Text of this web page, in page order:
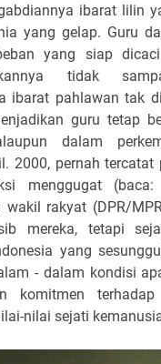
ibarat lilin
yang gelap. Guru
yang siap
tidak
ibarat pahlawan tak
guru tetap
dalam
2000, pernah tercatat
menggugat
wakil rakyat (DPR/
mereka, tetapi
yang
- dalam kondisi
komitmen
nilai sejati